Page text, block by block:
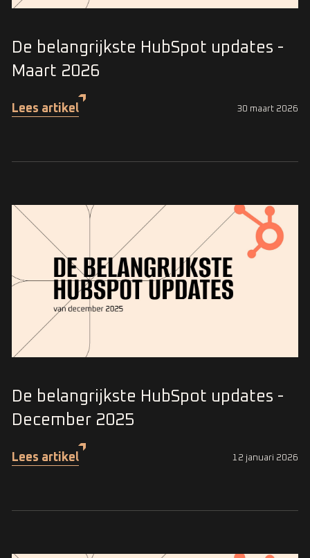
De belangrijkste HubSpot updates -
Maart 2026
Lees artikel 30 maart 2026
De belangrijkste HubSpot updates -
December 2025
Lees artikel 12 januari 2026